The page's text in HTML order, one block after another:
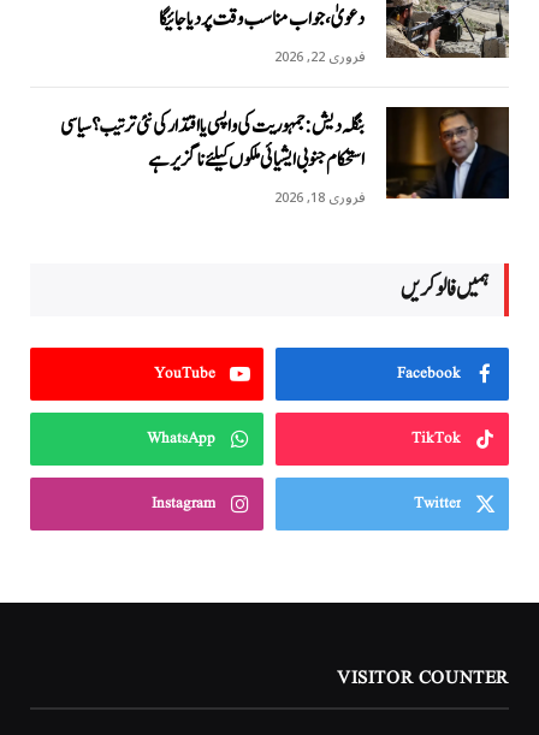
دعویٰ، جواب مناسب وقت پر دیا جائیگا
فروری 22, 2026
بنگلہ دیش: جمہوریت کی واپسی یا اقتدار کی نئی ترتیب؟ سیاسی
استحکام جنوبی ایشیائی ملکوں کیلئے ناگزیر ہے
فروری 18, 2026
ہمیں فالو کریں
Facebook
YouTube
TikTok
WhatsApp
Twitter
Instagram
VISITOR COUNTER